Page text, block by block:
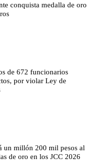
conquista medalla de oro
de 672 funcionarios
por violar Ley de
un millón 200 mil pesos al
de oro en los JCC 2026